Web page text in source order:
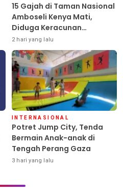
15 Gajah di Taman Nasional
Amboseli Kenya Mati,
Diduga Keracunan
Pestisida
2 hari yang lalu
INTERNASIONAL
Potret Jump City, Tenda
Bermain Anak-anak di
Tengah Perang Gaza
3 hari yang lalu